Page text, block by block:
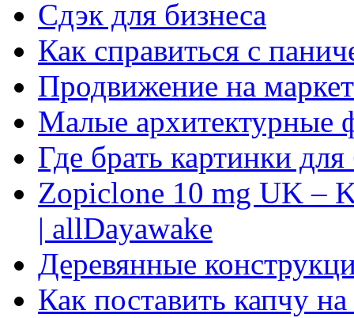
Сдэк для бизнеса
Как справиться с
Продвижение на
Малые архитектурные
Где брать картинки
Zopiclone 10 mg UK –
| allDayawake
Деревянные
Как поставить капчу